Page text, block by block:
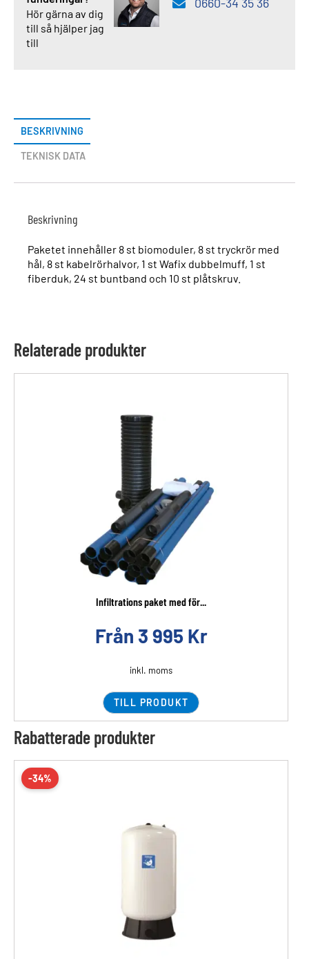
Hör gärna av dig
till så hjälper jag
till
BESKRIVNING
TEKNISK DATA
Beskrivning
Paketet innehåller 8 st biomoduler, 8 st tryckrör med
hål, 8 st kabelrörhalvor, 1 st Wafix dubbelmuff, 1 st
fiberduk, 24 st buntband och 10 st plåtskruv.
Relaterade produkter
Infiltrations paket med för...
Från 3 995 Kr
inkl. moms
TILL PRODUKT
Rabatterade produkter
-34%